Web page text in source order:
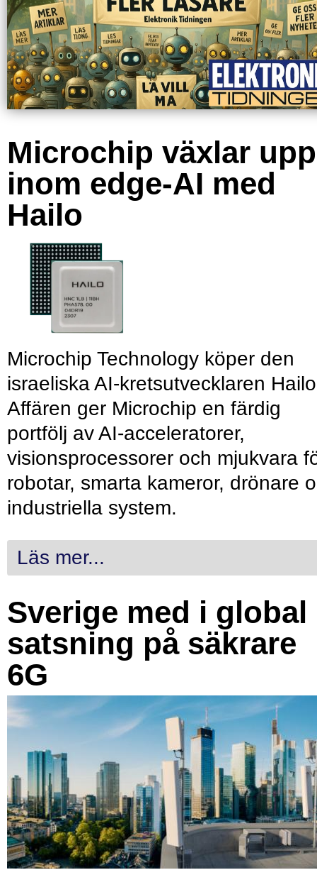
Microchip växlar upp
inom edge-AI med
Hailo
Microchip Technology köper den
israeliska AI-kretsutvecklaren
Affären ger Microchip en färdig
portfölj av AI-acceleratorer,
visionsprocessorer och mjukvara
robotar, smarta kameror, drönare
industriella system.
Läs mer...
Sverige med i global
satsning på säkrare
6G